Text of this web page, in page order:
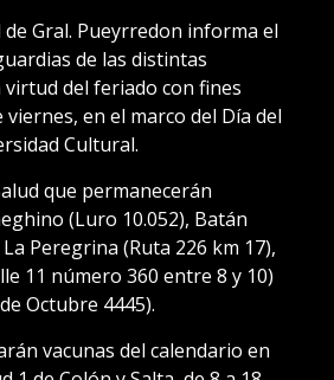
Gral. Pueyrredon informa el
de las distintas
virtud del feriado con fines
en el marco del Día del
Cultural.
que permanecerán
(Luro 10.052), Batán
Peregrina (Ruta 226 km 17),
11 número 360 entre 8 y 10)
Octubre 4445).
vacunas del calendario en